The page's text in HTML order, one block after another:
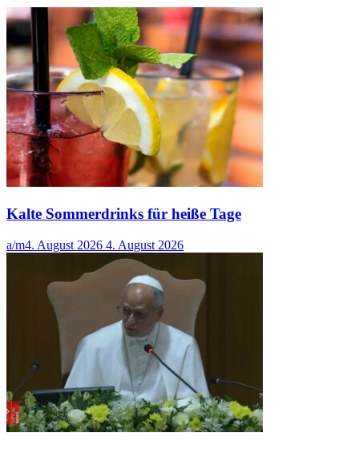
Kalte Sommerdrinks für heiße Tage
a/m4. August 2026 4. August 2026